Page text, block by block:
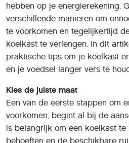
hebben op je energierekening.
verschillende manieren om
te voorkomen en tegelijkertijd
koelkast te verlengen. In dit
praktische tips om je koelkast
en je voedsel langer vers te
Kies de juiste maat
Een van de eerste stappen om
voorkomen, begint al bij de
is belangrijk om een koelkast
behoeften en de beschikbare